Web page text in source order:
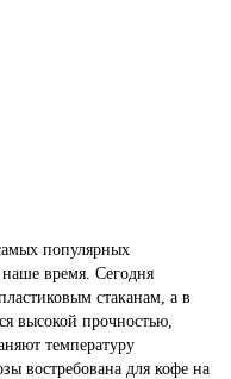
популярных
время. Сегодня
стаканам, а в
высокой прочностью,
температуру
востребована для кофе на